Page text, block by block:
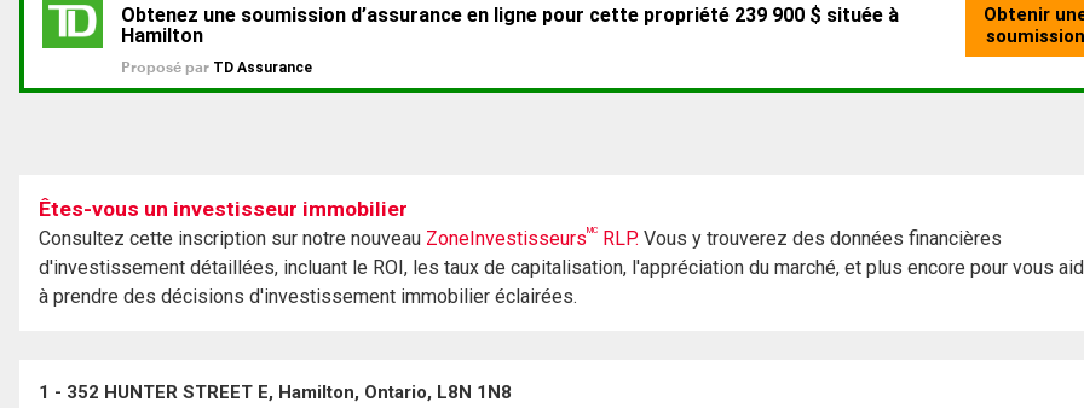
Êtes-vous un investisseur immobilier
Consultez cette inscription sur notre nouveau ZoneInvestisseursMC RLP. Vous y trouverez des données financières
d'investissement détaillées, incluant le ROI, les taux de capitalisation, l'appréciation du marché, et plus encore pour vous
à prendre des décisions d'investissement immobilier éclairées.
1 - 352 HUNTER STREET E, Hamilton, Ontario, L8N 1N8